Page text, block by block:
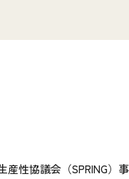
産性協議会（SPRING）